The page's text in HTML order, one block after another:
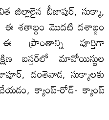
జిల్లాలైన బీజాపుర్, సుక్మా,
ఈ శతాబ్దం మొదటి దశాబ్దం
ప్రాంతాన్ని పూర్తిగా
బస్తర్‌లో మావోయిస్టుల
దంతెవాడ, సుక్మాలకు
క్యాంప్-రోడ్- క్యాంప్